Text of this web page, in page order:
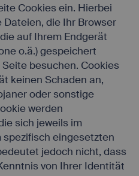
Cookies ein. Hierbei
die Ihr Browser
auf Ihrem Endgerät
o.ä.) gespeichert
besuchen. Cookies
keinen Schaden an,
oder sonstige
werden
sich jeweils im
eingesetzten
jedoch nicht, dass
von Ihrer Identität